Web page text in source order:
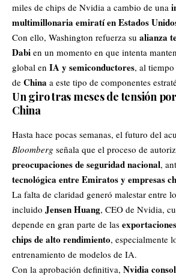
miles de chips de Nvidia a cambio de una
multimillonaria emiratí en Estados
Con ello, Washington refuerza su alianza
Dabi en un momento en que intenta
global en IA y semiconductores, al
de China a este tipo de componentes
Un giro tras meses de tensión
China
Hasta hace pocas semanas, el futuro del
Bloomberg señala que el proceso de
preocupaciones de seguridad nacional,
tecnológica entre Emiratos y empresas
La falta de claridad generó malestar entre
incluido Jensen Huang, CEO de Nvidia,
depende en gran parte de las
chips de alto rendimiento, especialmente
entrenamiento de modelos de IA.
Con la aprobación definitiva, Nvidia